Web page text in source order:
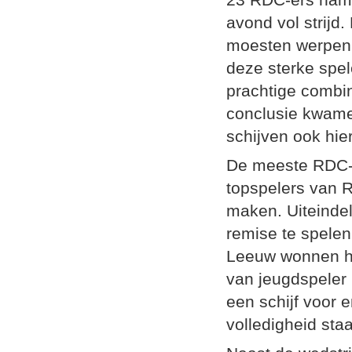
avond vol strijd.
moesten
deze sterke
prachtige
conclusie
schijven ook
De meeste
topspelers van
maken.
remise te
Leeuw wonnen
van jeugdspeler
een schijf voor
volledigheid